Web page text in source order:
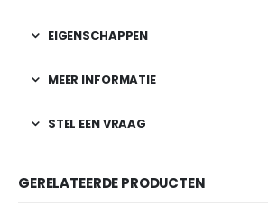
EIGENSCHAPPEN
MEER INFORMATIE
STEL EEN VRAAG
GERELATEERDE PRODUCTEN